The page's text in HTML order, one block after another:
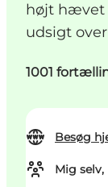
højt hævet
udsigt
1001
Besøg
Mig